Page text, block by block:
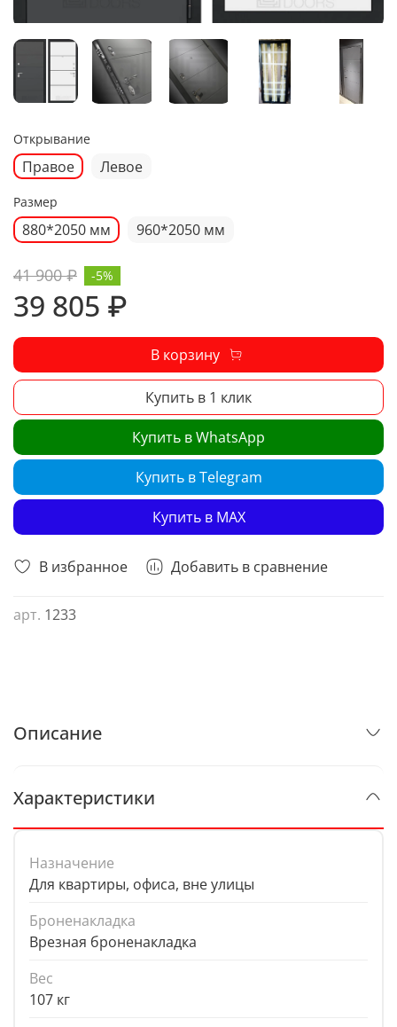
В избранное Добавить в сравнение
арт. 1233
Открывание
Правое Левое
Размер
880*2050 мм 960*2050 мм
41 900 ₽
39 805 ₽
-5%
В корзину
Купить в 1 клик
Купить в WhatsApp
Купить в Telegram
Купить в MAX
Описание
Характеристики
Назначение
Для квартиры, офиса, вне улицы
Броненакладка
Врезная броненакладка
Вес
107 кг